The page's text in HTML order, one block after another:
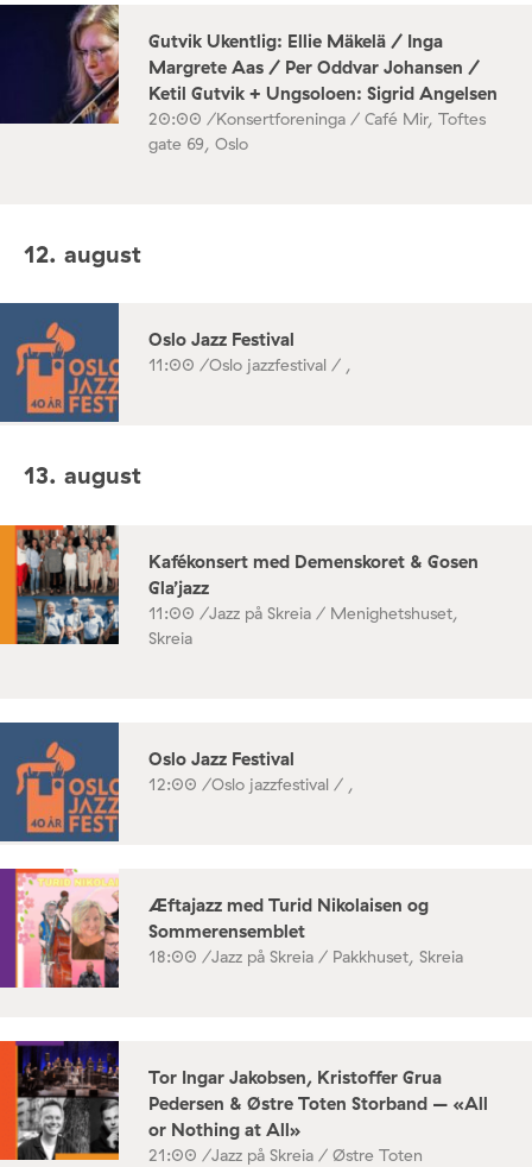
Gutvik Ukentlig: Ellie Mäkelä / Inga
Margrete Aas / Per Oddvar Johansen /
Ketil Gutvik + Ungsoloen: Sigrid Angelsen
20:00 /Konsertforeninga / Café Mir, Toftes
gate 69, Oslo
12. august
Oslo Jazz Festival
11:00 /Oslo jazzfestival / ,
13. august
Kafékonsert med Demenskoret & Gosen
Gla’jazz
11:00 /Jazz på Skreia / Menighetshuset,
Skreia
Oslo Jazz Festival
12:00 /Oslo jazzfestival / ,
Æftajazz med Turid Nikolaisen og
Sommerensemblet
18:00 /Jazz på Skreia / Pakkhuset, Skreia
Tor Ingar Jakobsen, Kristoffer Grua
Pedersen & Østre Toten Storband – «All
or Nothing at All»
21:00 /Jazz på Skreia / Østre Toten